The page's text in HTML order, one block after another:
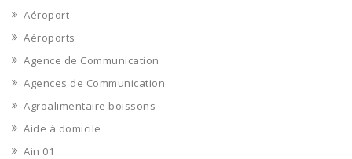
Aéroport
Aéroports
Agence de Communication
Agences de Communication
Agroalimentaire boissons
Aide à domicile
Ain 01